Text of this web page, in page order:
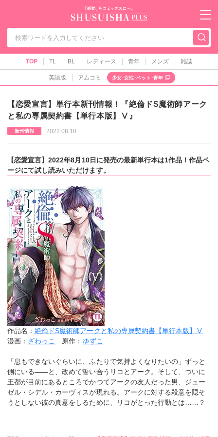
秋水社PLUS（テ
TOP TL BL レディース 青年 メンズ 雑誌
英語版 アムコミ 少女･女性･ペット･青年
【恋愛宣言】単行本新刊情報！『絶倫ドS魔術師アーク
と私の専属契約書【単行本版】Ⅴ』
新刊情報 2022.08.10
【恋愛宣言】2022年8月10日に発売の最新単行本は1作品！作品ペ
ージにて試し読みいただけます。
作品名：絶倫ドS魔術師アークと私の専属契約書【単行本版】Ⅴ
漫画： ざわっこ 原作： ゆずこ
「息もできないぐらいに、ふたりで気持よくなりたいの」ずっと
側にいる――と、改めて誓い合うリコとアーク。そして、ついに
王都が目前にあるところでかつてアークの友人だった男、ジュー
ゼル・シデル・カーヴィスが現れる。アークに対する殺意を隠そ
うとしない彼の真意をしるために、リコがとった行動とは……？